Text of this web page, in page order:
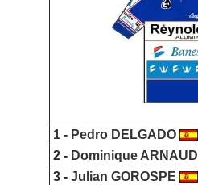
1 - Pedro DELGADO
2 - Dominique ARNAUD
3 - Julian GOROSPE